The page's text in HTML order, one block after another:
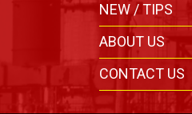
NEW / TIPS
ABOUT US
CONTACT US